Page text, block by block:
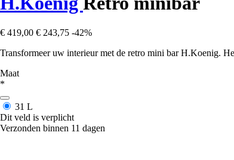
€ 419,00 € 243,75 -42%
Transformeer uw interieur met de retro mini bar H.Koenig.
Maat
*
31 L
Dit veld is verplicht
Verzonden binnen 11 dagen